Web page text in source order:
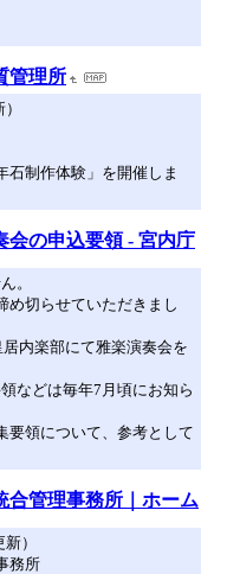
管理所
石制作体験」を開催しま
会の申込要領 - 宮内庁
。
め切らせていただきまし
内楽部にて雅楽演奏会を
などは毎年7月頃にお知ら
要領について、参考として
合管理事務所｜ホーム
）
務所